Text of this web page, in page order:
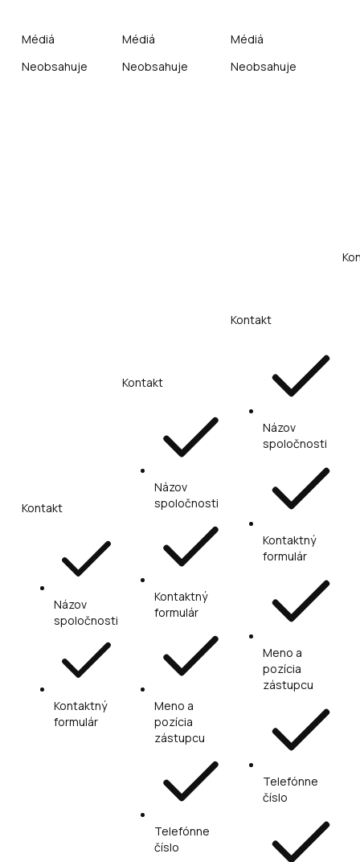
Médiá
Neobsahuje
Médiá
Neobsahuje
Médiá
Neobsahuje
Kontakt
Názov
spoločnosti
Kontaktný
formulár
Kontakt
Názov
spoločnosti
Kontaktný
formulár
Meno a
pozícia
zástupcu
Telefónne
číslo
Kontakt
Názov
spoločnosti
Kontaktný
formulár
Meno a
pozícia
zástupcu
Telefónne
číslo